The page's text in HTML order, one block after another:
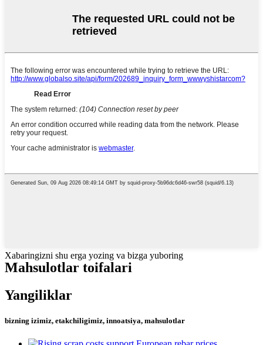
Xabaringizni shu erga yozing va bizga yuboring
Mahsulotlar toifalari
Yangiliklar
bizning izimiz, etakchiligimiz, innoatsiya, mahsulotlar